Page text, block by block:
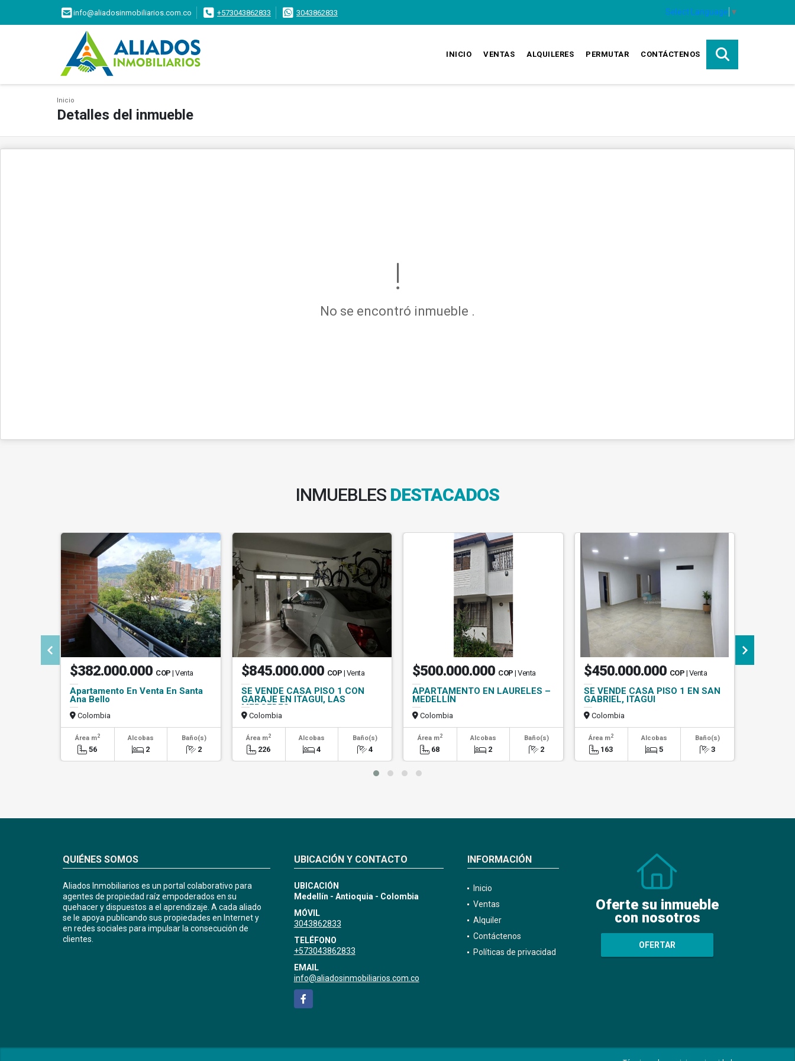
info@aliadosinmobiliarios.com.co +573043862833 3043862833 Select Language ▼
INICIO VENTAS ALQUILERES PERMUTAR CONTÁCTENOS
Inicio
Detalles del inmueble
No se encontró inmueble .
INMUEBLES DESTACADOS
$382.000.000 COP | Venta
Apartamento En Venta En Santa
Ana Bello
Colombia
Área m2
56
Alcobas
2
Baño(s)
2
$845.000.000 COP | Venta
SE VENDE CASA PISO 1 CON
GARAJE EN ITAGUI, LAS
MERCEDES
Colombia
Área m2
226
Alcobas
4
Baño(s)
4
$500.000.000 COP | Venta
APARTAMENTO EN LAURELES –
MEDELLÍN
Colombia
Área m2
68
Alcobas
2
Baño(s)
2
$450.000.000 COP | Venta
SE VENDE CASA PISO 1 EN SAN
GABRIEL, ITAGUI
Colombia
Área m2
163
Alcobas
5
Baño(s)
3
QUIÉNES SOMOS
Aliados Inmobiliarios es un portal colaborativo para
agentes de propiedad raíz empoderados en su
quehacer y dispuestos a el aprendizaje. A cada aliado
se le apoya publicando sus propiedades en Internet y
en redes sociales para impulsar la consecución de
clientes.
UBICACIÓN Y CONTACTO
UBICACIÓN
Medellín - Antioquia - Colombia
MÓVIL
3043862833
TELÉFONO
+573043862833
EMAIL
info@aliadosinmobiliarios.com.co
Facebook
INFORMACIÓN
Inicio
Ventas
Alquiler
Contáctenos
Políticas de privacidad
Oferte su inmueble
con nosotros
OFERTAR